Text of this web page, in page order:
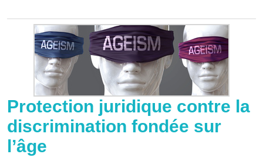
Konsequenzen. Diskriminierungen aufgrund des
Alters betreffen viele Lebensbereiche: die
Gesundheitsversorgung, das selbstbestimmte
Wohnen im Alter, die Wohnungssuche, den
Zugang zum öffentlichen Verkehr, den Schutz vor
Gewalt und finanzieller Ausnützung oder bei
freiheitsentziehenden Massnahmen z.B. wegen
Personalmangel in Institutionen. Im
Zusammenspiel verschiedener Benachteiligungen
Protection juridique contre la
discrimination fondée sur
l’âge